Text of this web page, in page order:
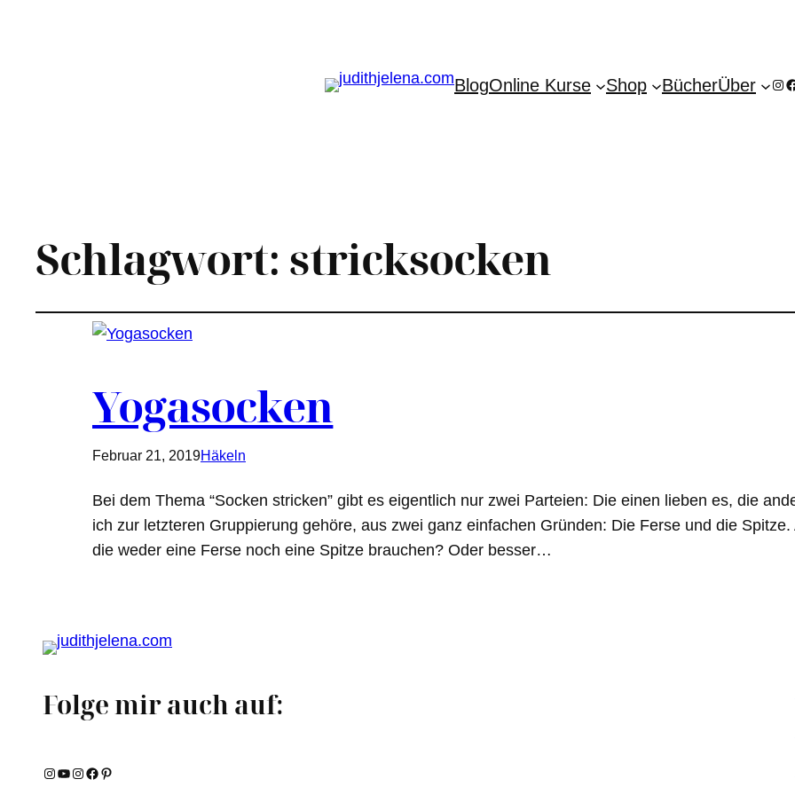
BlogOnline Kurse Shop BücherÜber
Schlagwort: stricksocken
Yogasocken
Februar 21, 2019Häkeln
Bei dem Thema “Socken stricken” gibt es eigentlich nur zwei Parteien: Die einen lieben es, die
ich zur letzteren Gruppierung gehöre, aus zwei ganz einfachen Gründen: Die Ferse und die
die weder eine Ferse noch eine Spitze brauchen? Oder besser…
Folge mir auch auf:
Instagram YouTube Instagram Facebook Pinterest